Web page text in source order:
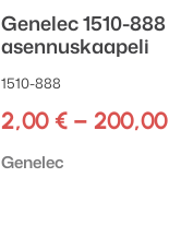
Genelec 1510-888
asennuskaapeli
1510-888
2,00 € – 200,00
Tuotemerkki:
Genelec